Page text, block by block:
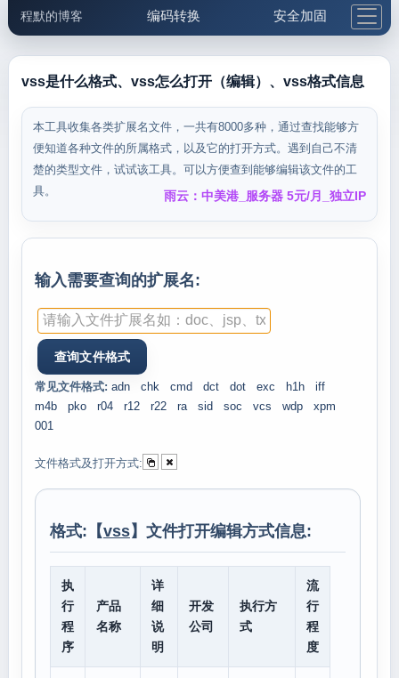
程默的博客 编码转换 安全加固
邮件工具 生活便民 更多工具
5.1支付宝大红包
vss是什么格式、vss怎么打开（编辑）、vss格式信息
本工具收集各类扩展名文件，一共有8000多种，通过查找能够方
便知道各种文件的所属格式，以及它的打开方式。遇到自己不清
楚的类型文件，试试该工具。可以方便查到能够编辑该文件的工
具。
雨云：中美港_服务器 5元/月_独立IP
输入需要查询的扩展名:
常见文件格式: adn chk cmd dct dot exc h1h
iff
m4b
pko r04 r12 r22 ra sid soc vcs wdp
xpm
001
文件格式及打开方式:
格式:【vss】文件打开编辑方式信息:
执
行
程
序
产品
名称
详
细
说
明
开发
公司
执行方
式
流
行
程
度